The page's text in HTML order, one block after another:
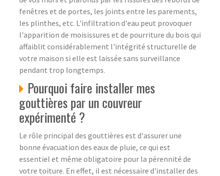
fenêtres et de portes, les joints entre les parements,
les plinthes, etc. L'infiltration d'eau peut provoquer
l'apparition de moisissures et de pourriture du bois qui
affaiblit considérablement l'intégrité structurelle de
votre maison si elle est laissée sans surveillance
pendant trop longtemps.
Pourquoi faire installer mes
gouttières par un couvreur
expérimenté ?
Le rôle principal des gouttières est d'assurer une
bonne évacuation des eaux de pluie, ce qui est
essentiel et même obligatoire pour la pérennité de
votre toiture. En effet, il est nécessaire d'installer des